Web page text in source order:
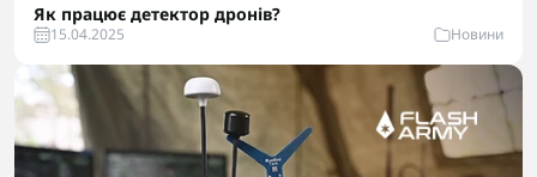
Як працює детектор дронів?
15.04.2025 Новини